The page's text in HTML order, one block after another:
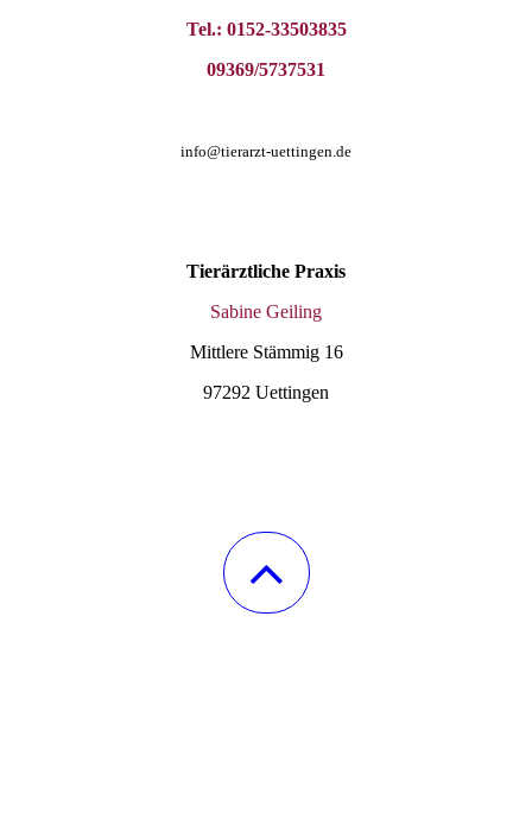
Tel.: 0152-33503835
09369/5737531
info@tierarzt-uettingen.de
Tierärztliche Praxis
Sabine Geiling
Mittlere Stämmig 16
97292 Uettingen